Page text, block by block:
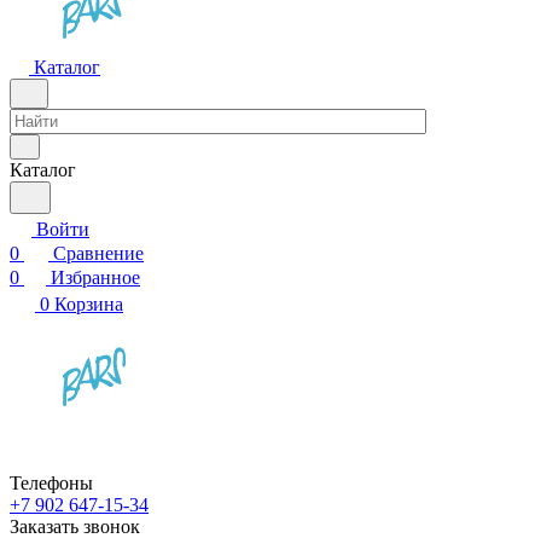
Каталог
Каталог
Войти
0
Сравнение
0
Избранное
0 Корзина
Телефоны
+7 902 647-15-34
Заказать звонок